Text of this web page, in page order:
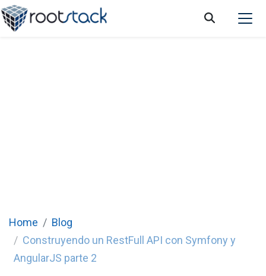
Home
Blog
Construyendo un RestFull API con Symfony y
AngularJS parte 2